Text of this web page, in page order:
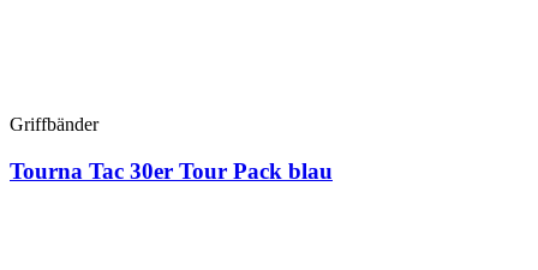
Griffbänder
Tourna Tac 30er Tour Pack blau